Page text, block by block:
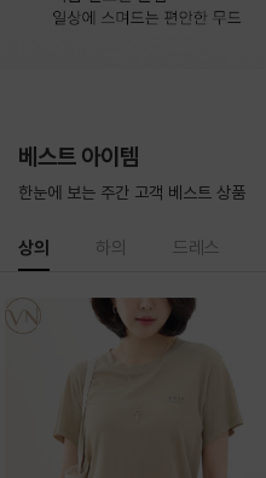
베스트 아이템
한눈에 보는 주간 고객 베스트 상품
상의 하의 드레스